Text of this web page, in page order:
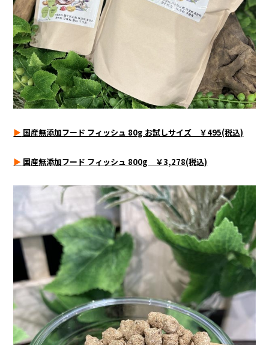
▶ 国産無添加フード フィッシュ 80g お試しサイズ ￥495(税込)
▶ 国産無添加フード フィッシュ 800g ￥3,278(税込)